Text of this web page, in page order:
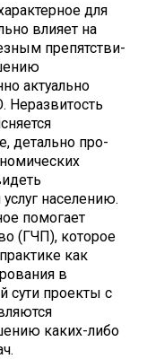
для
влияет на
препятстви­
актуально
Неразвитость
детально про­
населению.
помогает
(ГЧП), которое
как
в
сути проек­ты с
каких-либо